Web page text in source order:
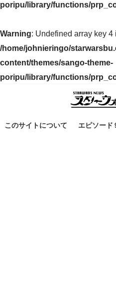
poripu/library/functions/
Warning: Undefined array key 4
/home/johnieringo/
content/themes/sango-theme-
poripu/library/functions/
このサイトについて エピソード